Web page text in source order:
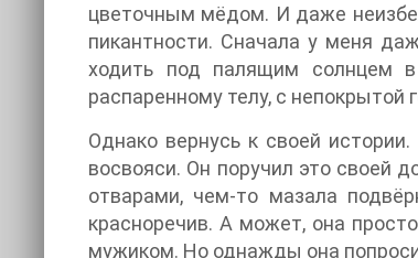
цветочным мёдом. И даже
пикантности. Сначала у меня
ходить под палящим солнцем
распаренному телу, с непокрытой
Однако вернусь к своей
восвояси. Он поручил это своей
отварами, чем-то мазала
красноречив. А может, она
мужиком. Но однажды она